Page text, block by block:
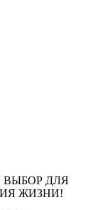
ВЫБОР ДЛЯ
ЖИЗНИ!